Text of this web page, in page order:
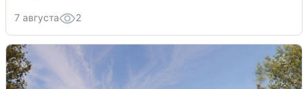
7 августа 2